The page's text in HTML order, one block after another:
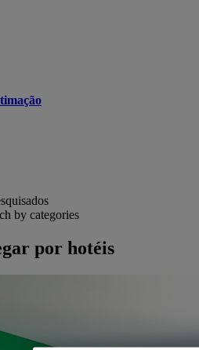
by categories
por hotéis